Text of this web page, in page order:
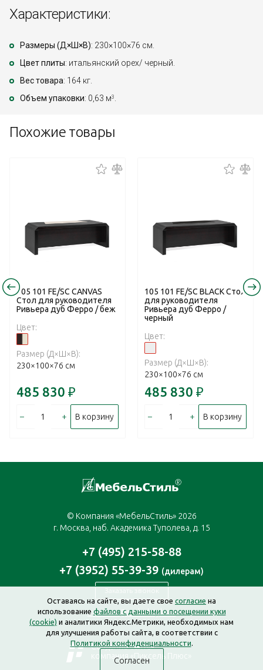
Характеристики:
Размеры (Д×Ш×В): 230×100×76 см.
Цвет плиты: итальянский орех/ черный.
Вес товара: 164 кг.
Объем упаковки: 0,63 м3 .
Похожие товары
105 101 FE/SC CANVAS
Стол для руководителя
Ривьера дуб Ферро / беж
Цвет:
Размер (Д×Ш×В):
230×100×76 см
485 830 ₽
– + В корзину
105 101 FE/SC BLACK Стол
для руководителя
Ривьера дуб Ферро /
черный
Цвет:
Размер (Д×Ш×В):
230×100×76 см
485 830 ₽
– + В корзину
© Компания «МебельСтиль» 2026
г. Москва, наб. Академика Туполева, д. 15
+7 (495) 215-58-88
+7 (3952) 55-39-39 (дилерам)
Заказать звонок
moscow@mebelstyle.ru
Создание сайта —
компания «Пиксель Плюс»
Оставаясь на сайте, вы даете свое согласие на
использованиефайлов с данными о посещении куки
(cookie) и аналитики Яндекс.Метрики, необходимых нам
для улучшения работы сайта, в соответствии с
Политикой конфиденциальности.
Согласен